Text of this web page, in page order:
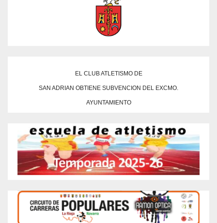
EL CLUB ATLETISMO DE
SAN ADRIAN OBTIENE SUBVENCION DEL EXCMO.
AYUNTAMIENTO